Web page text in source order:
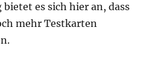
es sich hier an, dass
mehr Testkarten